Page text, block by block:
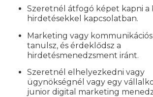
Szeretnél átfogó képet kapni a
hirdetésekkel kapcsolatban.
Marketing vagy
tanulsz, és érdeklődsz a
hirdetésmenedzsment iránt.
Szeretnél elhelyezkedni vagy
ügynökségnél vagy egy
junior digital marketing